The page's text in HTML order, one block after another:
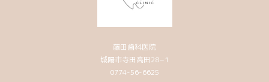
藤田歯科医院
城陽市寺田高田28−1
0774-56-6625